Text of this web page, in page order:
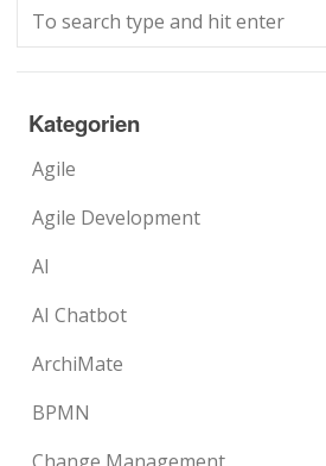
Kategorien
Agile
Agile Development
AI
AI Chatbot
ArchiMate
BPMN